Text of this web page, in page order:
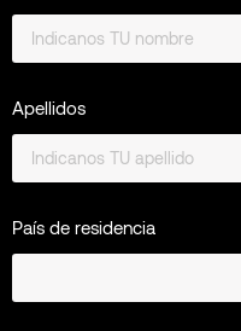
Apellidos
País de residencia